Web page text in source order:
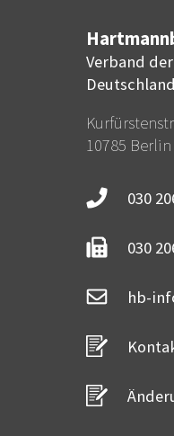
Verband
10785 Berlin
030
030
hb-